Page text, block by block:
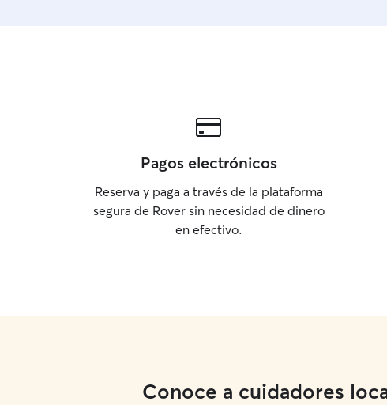
Pagos electrónicos
Reserva y paga a través de la plataforma
segura de Rover sin necesidad de dinero
en efectivo.
Conoce a cuidadores